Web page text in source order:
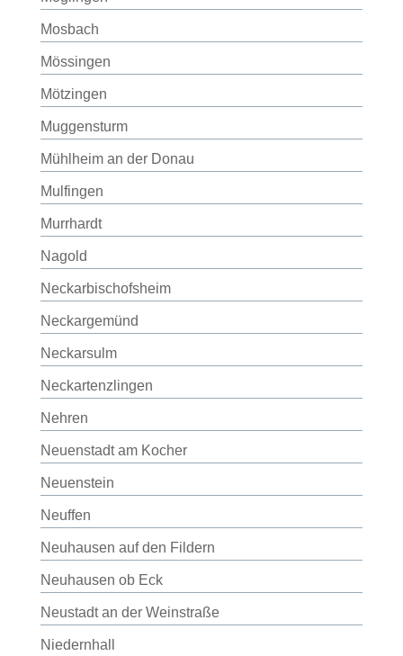
Mosbach
Mössingen
Mötzingen
Muggensturm
Mühlheim an der Donau
Mulfingen
Murrhardt
Nagold
Neckarbischofsheim
Neckargemünd
Neckarsulm
Neckartenzlingen
Nehren
Neuenstadt am Kocher
Neuenstein
Neuffen
Neuhausen auf den Fildern
Neuhausen ob Eck
Neustadt an der Weinstraße
Niedernhall